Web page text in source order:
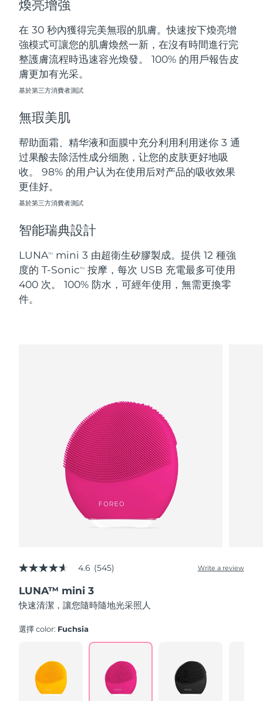
煥亮增強
在 30 秒內獲得完美無瑕的肌膚。快速按下煥亮增
強模式可讓您的肌膚煥然一新，在沒有時間進行完
整護膚流程時迅速容光煥發。 100% 的用戶報告皮
膚更加有光采。
基於第三方消費者測試
無瑕美肌
帮助面霜、精华液和面膜中充分利用利用迷你 3 通
过果酸去除活性成分细胞，让您的皮肤更好地吸
收。 98% 的用户认为在使用后对产品的吸收效果
更佳好。
基於第三方消費者測試
智能瑞典設計
LUNATM
mini 3 由超衛生矽膠製成。提供 12 種強
度的 T-SonicTM
按摩，每次 USB 充電最多可使用
400 次。 100% 防水，可經年使用，無需更換零
件。
4.6
of
5
stars,
rating
Reviews.
Same
page
4.6 (545) Write a review
LUNA™ mini 3
快速清潔，讓您隨時隨地光采照人
選擇 color: Fuchsia
斯洛伐克
斯洛維尼亞 預計送達日期8/8/26
南非 預計送達日期 8/16/26
南韓
西班牙
瑞典 預計送達日期 8/8/26
瑞士 預計送達日期8/8/26
台灣
泰國
土耳其 預計送達日期8/9/26
阿拉伯聯合大公國 預計送達日期8/9/26